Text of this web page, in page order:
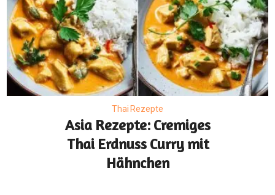
Thai Rezepte
Asia Rezepte: Cremiges
Thai Erdnuss Curry mit
Hähnchen